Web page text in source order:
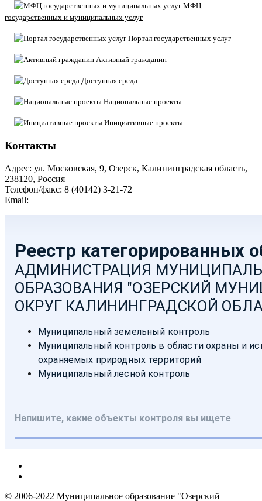
МФЦ
государственных и муниципальных услуг
Портал государственных услуг
Активный гражданин
Доступная среда
Национальные проекты
Инициативные проекты
Контакты
Адрес: ул. Московская, 9, Озерск, Калининградская область,
238120, Россия
Телефон/факс: 8 (40142) 3-21-72
Email:
© 2006-2022 Муниципальное образование "Озерский